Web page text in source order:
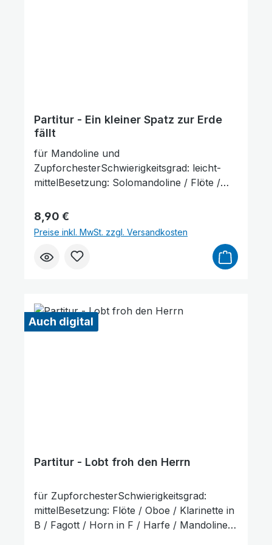
Partitur - Ein kleiner Spatz zur Erde
fällt
für Mandoline und
ZupforchesterSchwierigkeitsgrad: leicht-
mittelBesetzung: Solomandoline / Flöte /
Glockenspiel / Mandoline 1+2 / Mandola /
Mandoloncello / Gitarre / Kontrabass
(Mandoloncello ad lib.)Lieferumfang:
Partitur und Stimmenauszüge,
Stimmenauszüge dürfen als Kopiervorlage
Bestellung gedruckt wird. Probepartitur
Regulärer Preis:
8,90 €
Preise inkl. MwSt. zzgl. Versandkosten
Auch digital
Partitur - Lobt froh den Herrn
für ZupforchesterSchwierigkeitsgrad:
mittelBesetzung: Flöte / Oboe / Klarinette in
B / Fagott / Horn in F / Harfe / Mandoline
Links unterstreichen Gut lesbare Schrift